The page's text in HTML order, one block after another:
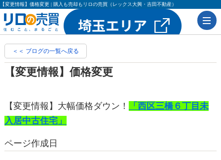
【変更情報】価格変更 | 購入も売却もリロの売買（レックス大興・吉田不動産）
＜＜ ブログの一覧へ戻る
【変更情報】価格変更
【変更情報】大幅価格ダウン！
「西区三橋６丁目未
入居中古住宅」
ページ作成日